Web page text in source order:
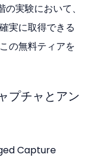
実験において、
実に取得できる
の無料ティアを
プチャとアン
Capture